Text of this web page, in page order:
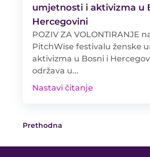
umjetnosti i aktivizma u
Hercegovini
POZIV ZA VOLONTIRANJE
PitchWise festivalu ženske
aktivizma u Bosni i
održava u...
Nastavi čitanje
Prethodna